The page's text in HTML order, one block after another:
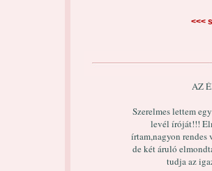
<<<
AZ
Szerelmes lettem
levél íróját!!!
írtam,nagyon
de két áruló
tudja az